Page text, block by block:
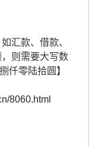
汇款、借款、
则需要大写数
仟零陆拾圆】
8060.html